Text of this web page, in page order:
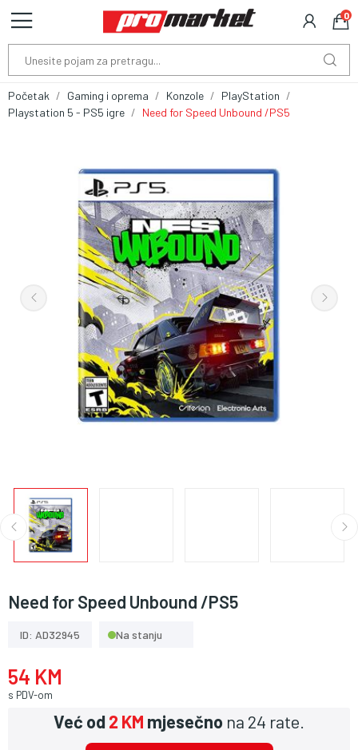
0
Početak Gaming i oprema Konzole
PlayStation
Playstation 5 - PS5 igre
Need for Speed Unbound /PS5
Need for Speed Unbound /PS5
ID: AD32945 Na stanju
54 KM
s PDV-om
Već od2 KM mjesečno na 24 rate.